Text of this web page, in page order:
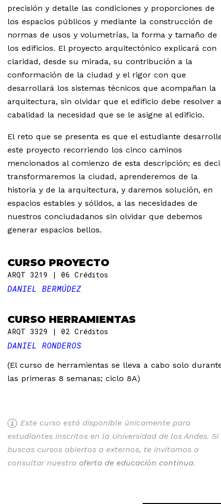
precisión y detalle las condiciones y proporciones de
los espacios públicos y mediante la construcción de
normas de usos y volumetrías, la forma y tamaño de
los edificios. El proyecto arquitectónico explicará con
claridad, desde su mirada, su contribución a la
conformación de la ciudad y el rigor con que
desarrollará los sistemas técnicos que acompañan la
arquitectura, sin olvidar que el edificio debe resolver a
cabalidad la necesidad que se le asigne al edificio.
El reto que se presenta es que el estudiante
este proyecto recorriendo los cinco caminos
mencionados al comienzo de esta descripción; es
transformaremos la ciudad, aprenderemos de la
historia y de la arquitectura, y daremos solución, en
espacios estables y sólidos, a las necesidades de
nuestros conciudadanos sin olvidar que debemos
generar espacios bellos.
CURSO PROYECTO
ARQT 3219 06 Créditos
DANIEL BERMÚDEZ
CURSO HERRAMIENTAS
ARQT 3329 02 Créditos
DANIEL RONDEROS
(El curso de herramientas se lleva a cabo solo
las primeras 8 semanas; ciclo 8A)
Este curso está disponible únicamente para
estudiantes inscritos en la Universidad de los Andes. Si
buscas cursos abiertos a externos, te invitamos a
consultar nuestra oferta de educación continua.